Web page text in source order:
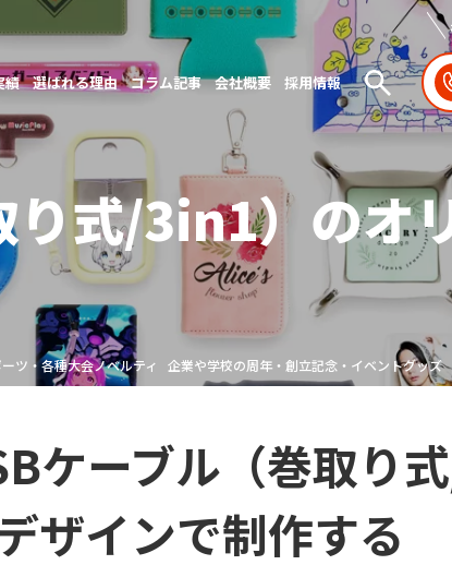
績 選ばれる理由 コラム記事 会社概要 採用情報
り式/3in1）のオ
ツ・各種大会ノベルティ 企業や学校の周年・創立記念・イベントグッズ
ケーブル（巻取り
ザインで制作する